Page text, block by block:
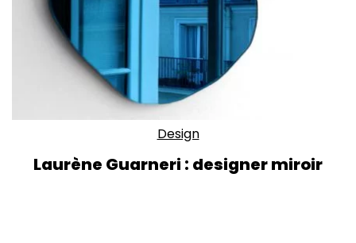
Design
Laurène Guarneri : designer miroir